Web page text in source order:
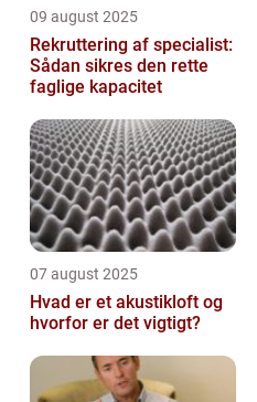
09 august 2025
Rekruttering af specialist:
Sådan sikres den rette
faglige kapacitet
07 august 2025
Hvad er et akustikloft og
hvorfor er det vigtigt?